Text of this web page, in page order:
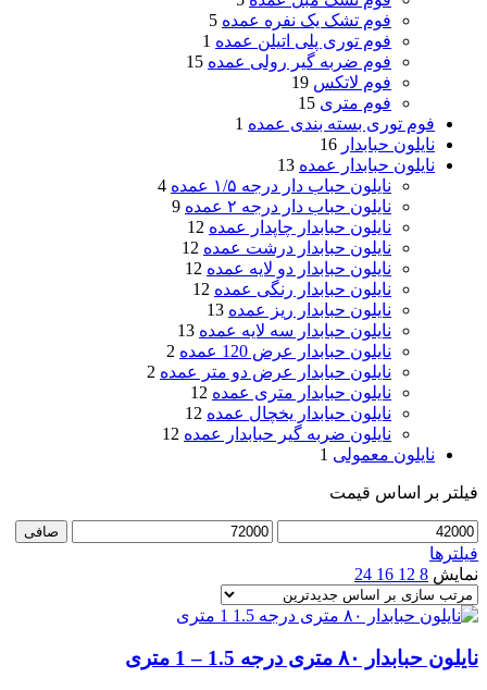
فوم تشک یک نفره عمده 5
فوم توری پلی اتیلن عمده 1
فوم ضربه گیر رولی عمده 15
فوم لاتکس 19
فوم متری 15
فوم توری بسته بندی عمده 1
نایلون حبابدار 16
نایلون حبابدار عمده 13
نایلون حباب دار درجه ۱/۵ عمده
4
نایلون حباب دار درجه ۲ عمده
9
نایلون حبابدار چاپدار عمده 12
نایلون حبابدار درشت عمده 12
نایلون حبابدار دو لایه عمده 12
نایلون حبابدار رنگی عمده 12
نایلون حبابدار ریز عمده 13
نایلون حبابدار سه لایه عمده 13
نایلون حبابدار عرض 120 عمده
2
نایلون حبابدار عرض دو متر عمده 2
نایلون حبابدار متری عمده 12
نایلون حبابدار یخچال عمده 12
نایلون ضربه گیر حبابدار عمده 12
نایلون معمولی 1
فیلتر بر اساس قیمت
حداقل
قیمت
حداكثر
صافی
فیلترها
نمایش 8
12
16
24
نایلون حبابدار ۸۰ متری درجه 1.5 – 1 متری